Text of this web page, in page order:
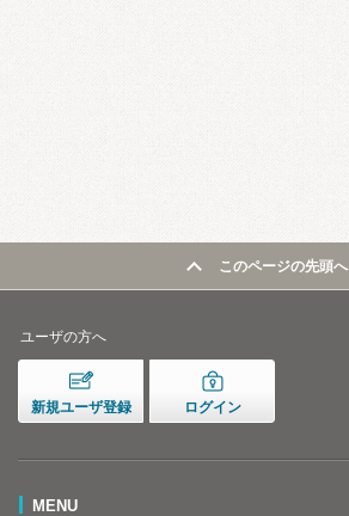
このページの先頭へ
ユーザの方へ
新規ユーザ登録 ログイン
MENU